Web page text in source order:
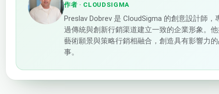
作者 · CLOUDSIGMA
Preslav Dobrev 是 CloudSigma 的創意設計師，
過傳統與創新行銷渠道建立一致的企業形象。
藝術願景與策略行銷相融合，創造具有影響力
事。